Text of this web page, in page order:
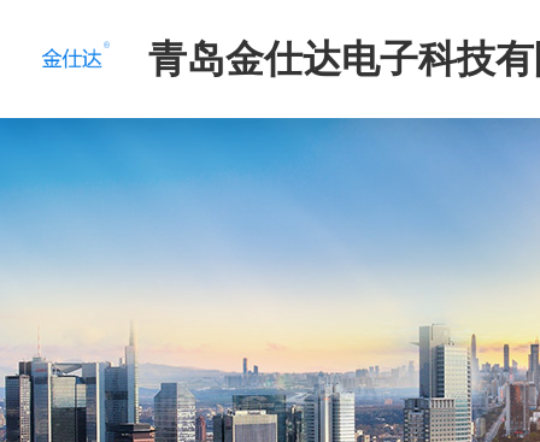
青岛金仕达电子科技